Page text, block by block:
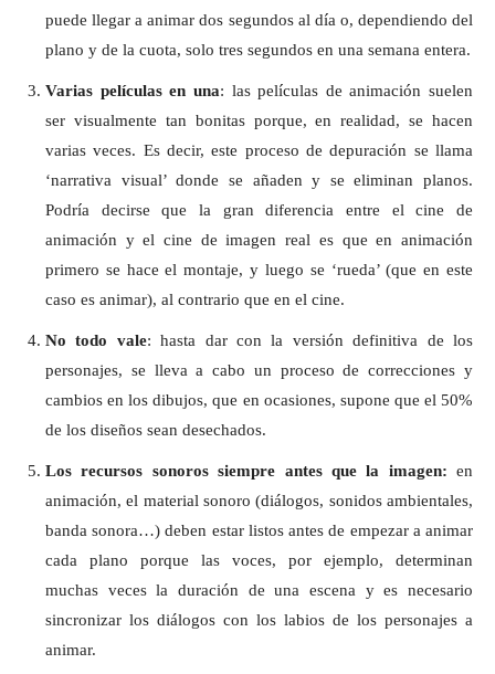
puede llegar a animar dos segundos al día o, dependiendo del
plano y de la cuota, solo tres segundos en una semana entera.
Varias películas en una: las películas de animación suelen
ser visualmente tan bonitas porque, en realidad, se hacen
varias veces. Es decir, este proceso de depuración se llama
‘narrativa visual’ donde se añaden y se eliminan planos.
Podría decirse que la gran diferencia entre el cine de
animación y el cine de imagen real es que en animación
primero se hace el montaje, y luego se ‘rueda’ (que en este
caso es animar), al contrario que en el cine.
No todo vale: hasta dar con la versión definitiva de los
personajes, se lleva a cabo un proceso de correcciones y
cambios en los dibujos, que en ocasiones, supone que el 50%
de los diseños sean desechados.
Los recursos sonoros siempre antes que la imagen: en
animación, el material sonoro (diálogos, sonidos ambientales,
banda sonora…) deben estar listos antes de empezar a animar
cada plano porque las voces, por ejemplo, determinan
muchas veces la duración de una escena y es necesario
sincronizar los diálogos con los labios de los personajes a
animar.